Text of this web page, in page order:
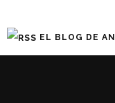
EL BLOG DE